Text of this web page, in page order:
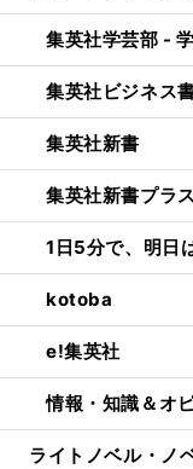
集英社学芸部 -
集英社ビジネス
集英社新書
集英社新書プラ
1日5分で、明日
kotoba
e!集英社
情報・知識＆オ
ライトノベル・ノ